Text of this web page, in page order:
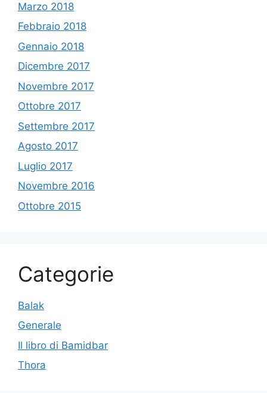
Marzo 2018
Febbraio 2018
Gennaio 2018
Dicembre 2017
Novembre 2017
Ottobre 2017
Settembre 2017
Agosto 2017
Luglio 2017
Novembre 2016
Ottobre 2015
Categorie
Balak
Generale
Il libro di Bamidbar
Thora